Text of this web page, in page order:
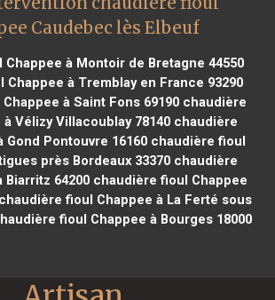
Caudebec lès Elbeuf
à Montoir de Bretagne 44550
à Tremblay en France 93290
à Saint Fons 69190 chaudière
Vélizy Villacoublay 78140 chaudière
Gond Pontouvre 16160 chaudière fioul
près Bordeaux 33370 chaudière
Biarritz 64200chaudière fioul Chappee
fioul Chappee à La Ferté sous
fioul Chappee à Bourges 18000